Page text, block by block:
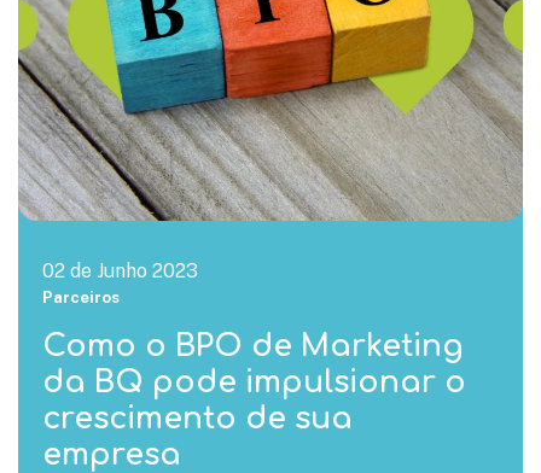
02 de Junho 2023
Parceiros
Como o BPO de Marketing
da BQ pode impulsionar o
crescimento de sua
empresa